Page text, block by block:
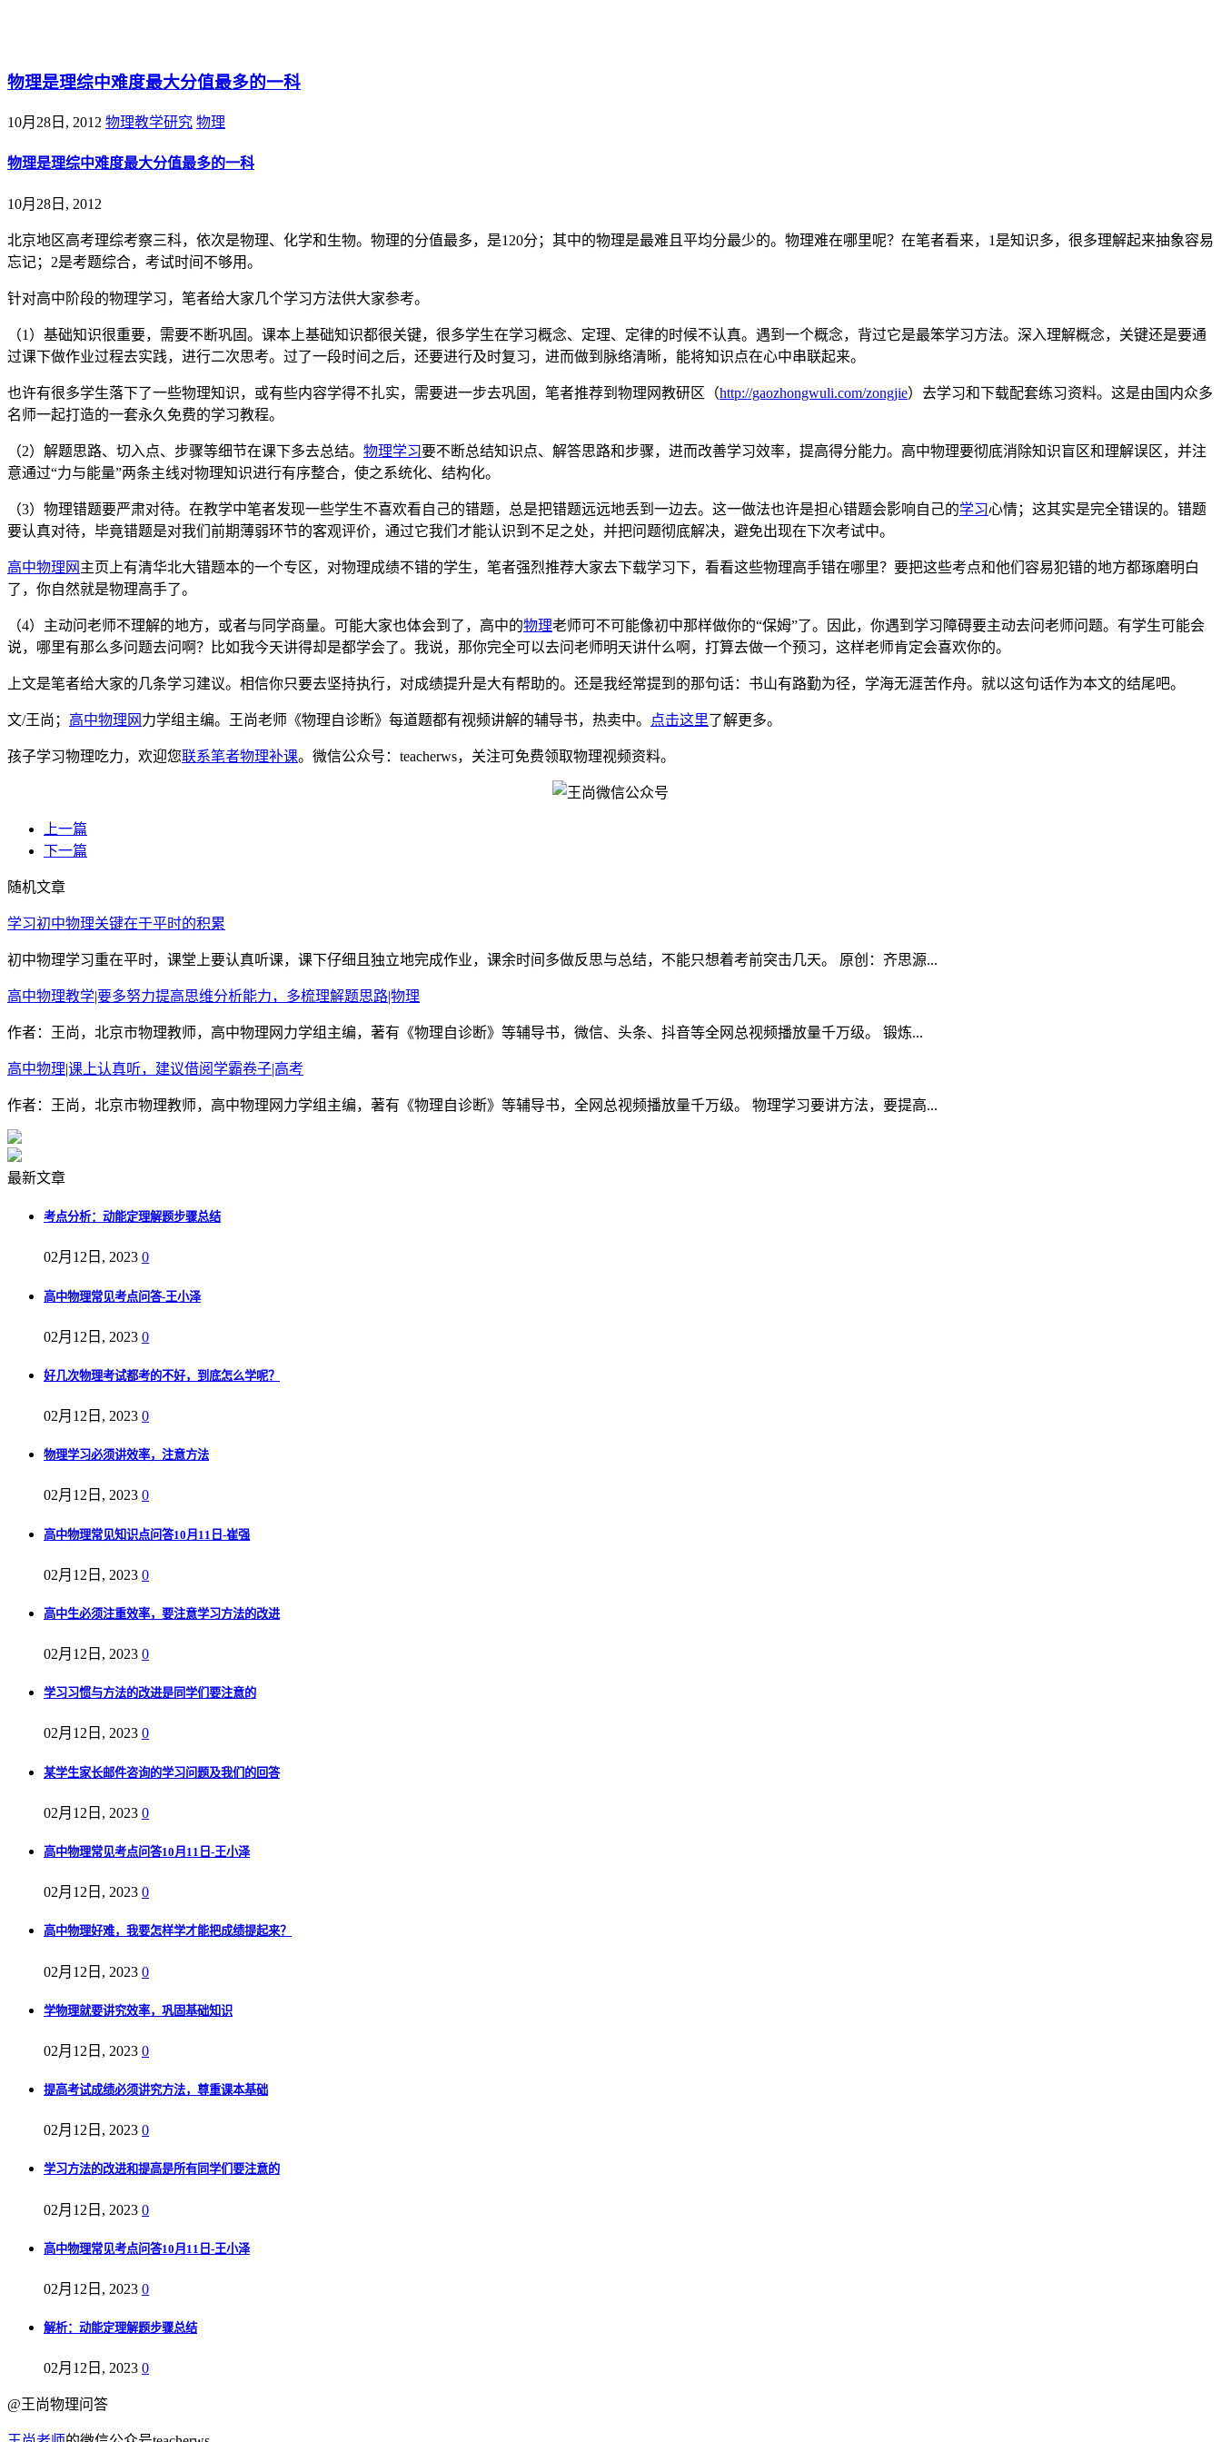
物理是理综中难度最大分值最多的一科
10月28日, 2012 物理教学研究 物理
物理是理综中难度最大分值最多的一科
10月28日, 2012
北京地区高考理综考察三科，依次是物理、化学和生物。物理的分值最多，是120分；其中的物理是最难且平均分最少的。物理难在哪里呢？在笔者看来，1是知识多，很多理解起来抽象容易
忘记；2是考题综合，考试时间不够用。
针对高中阶段的物理学习，笔者给大家几个学习方法供大家参考。
（1）基础知识很重要，需要不断巩固。课本上基础知识都很关键，很多学生在学习概念、定理、定律的时候不认真。遇到一个概念，背过它是最笨学习方法。深入理解概念，关键还是要通
过课下做作业过程去实践，进行二次思考。过了一段时间之后，还要进行及时复习，进而做到脉络清晰，能将知识点在心中串联起来。
也许有很多学生落下了一些物理知识，或有些内容学得不扎实，需要进一步去巩固，笔者推荐到物理网教研区（http://gaozhongwuli.com/zongjie）去学习和下载配套练习资料。这是由国内众多
名师一起打造的一套永久免费的学习教程。
（2）解题思路、切入点、步骤等细节在课下多去总结。 物理学习要不断总结知识点、解答思路和步骤，进而改善学习效率，提高得分能力。高中物理要彻底消除知识盲区和理解误区，并注
意通过“力与能量”两条主线对物理知识进行有序整合，使之系统化、结构化。
（3）物理错题要严肃对待。在教学中笔者发现一些学生不喜欢看自己的错题，总是把错题远远地丢到一边去。这一做法也许是担心错题会影响自己的学习心情；这其实是完全错误的。错题
要认真对待，毕竟错题是对我们前期薄弱环节的客观评价，通过它我们才能认识到不足之处，并把问题彻底解决，避免出现在下次考试中。
高中物理网 主页上有清华北大错题本的一个专区，对物理成绩不错的学生，笔者强烈推荐大家去下载学习下，看看这些物理高手错在哪里？要把这些考点和他们容易犯错的地方都琢磨明白
了，你自然就是物理高手了。
（4）主动问老师不理解的地方，或者与同学商量。可能大家也体会到了，高中的物理老师可不可能像初中那样做你的“保姆”了。因此，你遇到学习障碍要主动去问老师问题。有学生可能会
说，哪里有那么多问题去问啊？比如我今天讲得却是都学会了。我说，那你完全可以去问老师明天讲什么啊，打算去做一个预习，这样老师肯定会喜欢你的。
上文是笔者给大家的几条学习建议。相信你只要去坚持执行，对成绩提升是大有帮助的。还是我经常提到的那句话：书山有路勤为径，学海无涯苦作舟。就以这句话作为本文的结尾吧。
文/王尚； 高中物理网 力学组主编。王尚老师《物理自诊断》每道题都有视频讲解的辅导书，热卖中。 点击这里了解更多。
孩子学习物理吃力，欢迎您联系笔者物理补课。微信公众号：teacherws，关注可免费领取物理视频资料。
上一篇
下一篇
随机文章
学习初中物理关键在于平时的积累
初中物理学习重在平时，课堂上要认真听课，课下仔细且独立地完成作业，课余时间多做反思与总结，不能只想着考前突击几天。 原创：齐思源...
高中物理教学|要多努力提高思维分析能力，多梳理解题思路|物理
作者：王尚，北京市物理教师，高中物理网力学组主编，著有《物理自诊断》等辅导书，微信、头条、抖音等全网总视频播放量千万级。 锻炼...
高中物理|课上认真听，建议借阅学霸卷子|高考
作者：王尚，北京市物理教师，高中物理网力学组主编，著有《物理自诊断》等辅导书，全网总视频播放量千万级。 物理学习要讲方法，要提高...
最新文章
考点分析：动能定理解题步骤总结
02月12日, 2023 0
高中物理常见考点问答-王小泽
02月12日, 2023 0
好几次物理考试都考的不好，到底怎么学呢？
02月12日, 2023 0
物理学习必须讲效率，注意方法
02月12日, 2023 0
高中物理常见知识点问答10月11日-崔强
02月12日, 2023 0
高中生必须注重效率，要注意学习方法的改进
02月12日, 2023 0
学习习惯与方法的改进是同学们要注意的
02月12日, 2023 0
某学生家长邮件咨询的学习问题及我们的回答
02月12日, 2023 0
高中物理常见考点问答10月11日-王小泽
02月12日, 2023 0
高中物理好难，我要怎样学才能把成绩提起来？
02月12日, 2023 0
学物理就要讲究效率，巩固基础知识
02月12日, 2023 0
提高考试成绩必须讲究方法，尊重课本基础
02月12日, 2023 0
学习方法的改进和提高是所有同学们要注意的
02月12日, 2023 0
高中物理常见考点问答10月11日-王小泽
02月12日, 2023 0
解析：动能定理解题步骤总结
02月12日, 2023 0
@王尚物理问答